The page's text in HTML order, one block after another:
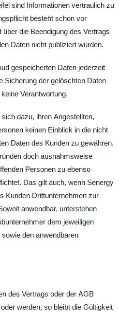
sind Informationen vertraulich zu
besteht schon vor
die Beendigung des Vertrags
Daten nicht publiziert wurden.
gespeicherten Daten jederzeit
Sicherung der gelöschten Daten
Verantwortung.
dazu, ihren Angestellten,
keinen Einblick in die nicht
Daten des Kunden zu gewähren.
doch ausnahmsweise
Personen zu ebenso
Das gilt auch, wenn Senergy
Kunden Drittunternehmen zur
anwendbar, unterstehen
dem jeweiligen
den anwendbaren
des Vertrags oder der AGB
werden, so bleibt die Gültigkeit